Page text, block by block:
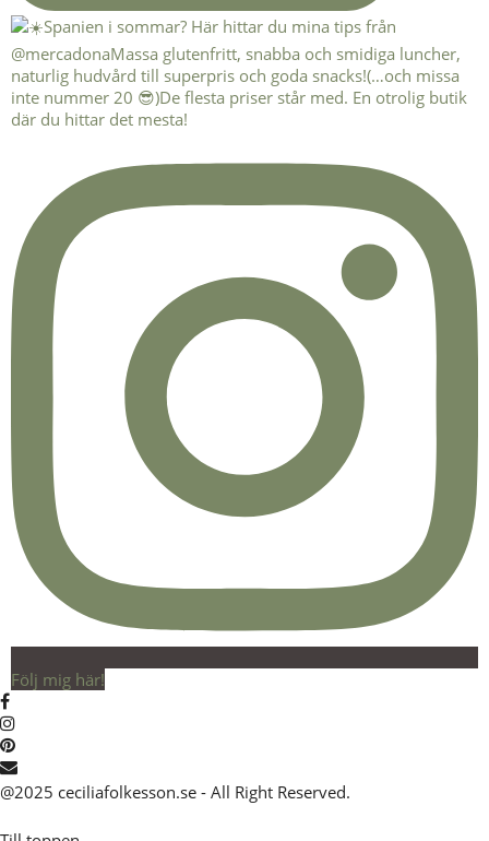
Följ mig här!
@2025 ceciliafolkesson.se - All Right Reserved.